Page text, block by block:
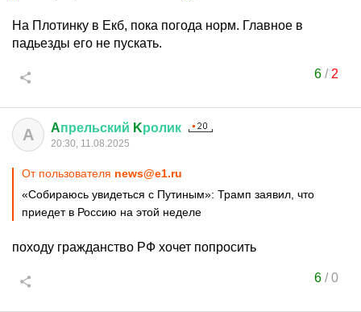
На Плотинку в Екб, пока погода норм. Главное в
падьезды его не пускать.
6/ 2
A Aпрельский Kролик
20:30, 11.08.2025
От пользователя news@e1.ru
«Собираюсь увидеться с Путиным»: Трамп заявил, что
приедет в Россию на этой неделе
походу гражданство РФ хочет попросить
6/0